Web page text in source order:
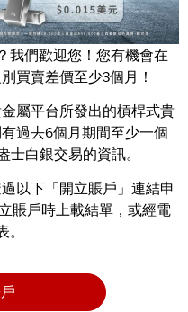
我們歡迎您！您有機會在
買賣差價至少3個月！
屬平台所發出的槓桿式貴
過去6個月期間至少一個
白銀交易的資訊。
以下「開立賬戶」連結申
賬戶時上載結單，或經電